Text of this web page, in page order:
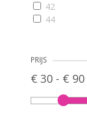
42
44
65E
70B
70C
70D
PRIJS
€ 30 - € 90